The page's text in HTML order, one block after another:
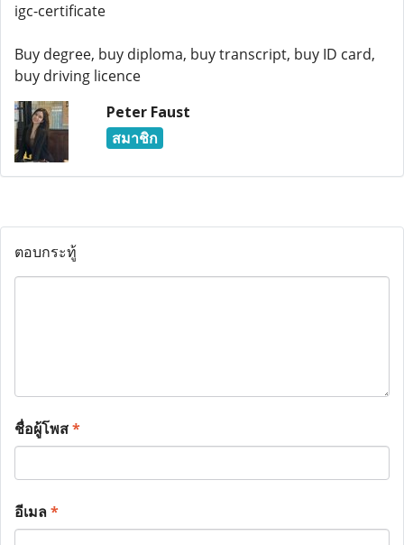
igc-certificate
Buy degree, buy diploma, buy transcript, buy ID card,
buy driving licence
Peter Faust
สมาชิก
ตอบกระทู้
ชื่อผู้โพส*
อีเมล*